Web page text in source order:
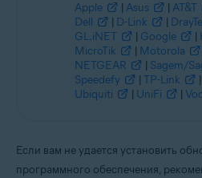
Apple | Asus | AT&T
Dell
| D-Link |
GL.iNET
| Google |
MicroTik
| Motorola
NETGEAR
| Sagem/
Speedefy
| TP-Link |
Ubiquiti
| UniFi |
Если вам не удается установить
программного обеспечения,